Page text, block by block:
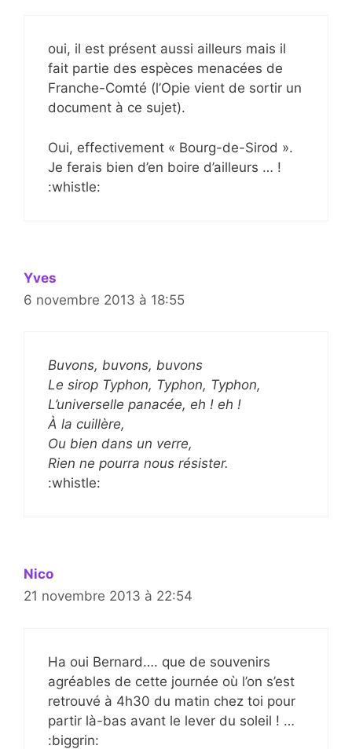
oui, il est présent aussi ailleurs mais il
fait partie des espèces menacées de
Franche-Comté (l’Opie vient de sortir un
document à ce sujet).
Oui, effectivement « Bourg-de-Sirod ».
Je ferais bien d’en boire d’ailleurs … !
:whistle:
Yves
6 novembre 2013 à 18:55
Buvons, buvons, buvons
Le sirop Typhon, Typhon, Typhon,
L’universelle panacée, eh ! eh !
À la cuillère,
Ou bien dans un verre,
Rien ne pourra nous résister.
:whistle:
Nico
21 novembre 2013 à 22:54
Ha oui Bernard…. que de souvenirs
agréables de cette journée où l’on s’est
retrouvé à 4h30 du matin chez toi pour
partir là-bas avant le lever du soleil ! …
:biggrin: